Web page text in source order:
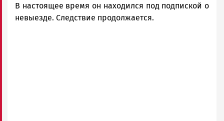
В настоящее время он находился под подпиской о
невыезде. Следствие продолжается.